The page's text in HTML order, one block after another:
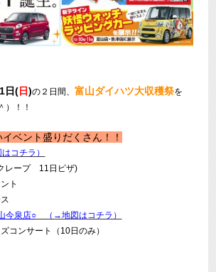
日(日)の２日間、富山ダイハツ大収穫祭を
）！！
ベント盛りだくさん！！
コチラ）
レープ 11日ピザ)
ト
今泉店○ （→地図はコチラ）
コンサート（10日のみ）